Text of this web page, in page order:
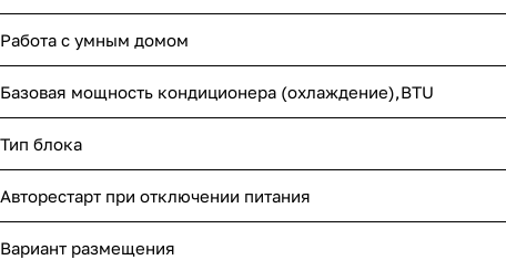
Работа с умным домом
Базовая мощность кондиционера (охлаждение),BTU
Тип блока
Авторестарт при отключении питания
Вариант размещения